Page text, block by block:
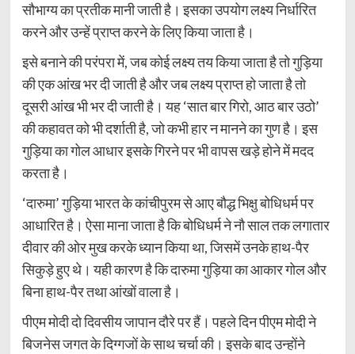
सौभाग्य का प्रतीक मानी जाती है। इसका उपयोग लक्ष्य निर्धारित
करने और उन्हें प्राप्त करने के लिए किया जाता है।
इसे बनाने की परंपरा में, जब कोई लक्ष्य तय किया जाता है तो गुड़िया
की एक आंख भर दी जाती है और जब लक्ष्य प्राप्त हो जाता है तो
दूसरी आंख भी भर दी जाती है। यह ‘सात बार गिरो, आठ बार उठो’
की कहावत को भी दर्शाती है, जो कभी हार न मानने का गुण है। इस
गुड़िया का गोल आधार इसके गिरने पर भी वापस खड़े होने में मदद
करता है।
‘दारुमा’ गुड़िया भारत के कांचीपुरम से आए बौद्ध भिक्षु बोधिधर्म पर
आधारित है। ऐसा माना जाता है कि बोधिधर्म ने नौ साल तक लगातार
दीवार की ओर मुख करके ध्यान किया था, जिसमें उनके हाथ-पैर
सिकुड़े हुए थे। यही कारण है कि दारुमा गुड़िया का आकार गोल और
बिना हाथ-पैर तथा आंखों वाला है।
पीएम मोदी दो दिवसीय जापान दौरे पर हैं। पहले दिन पीएम मोदी ने
बिजनेस जगत के दिग्गजों के साथ चर्चा की। इसके बाद उन्होंने